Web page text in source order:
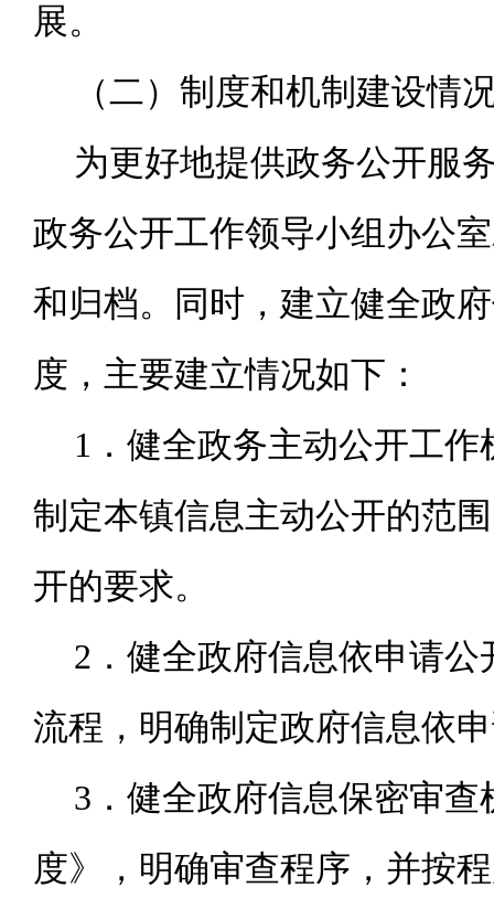
展。
（二）制度和机制建设情
为更好地提供政务公开服
政务公开工作领导小组办公
和归档。同时，建立健全政
度，主要建立情况如下：
1 ．健全政务主动公开工
制定本镇信息主动公开的范
开的要求。
2 ．健全政府信息依申请
流程，明确制定政府信息依
3 ．健全政府信息保密审
度》，明确审查程序，并按